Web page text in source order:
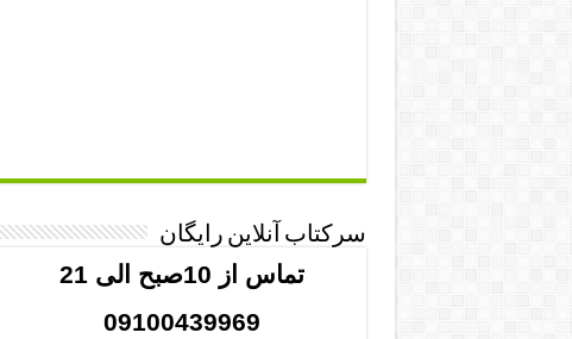
سرکتاب آنلاین رایگان
تماس از 10صبح الی 21
09100439969